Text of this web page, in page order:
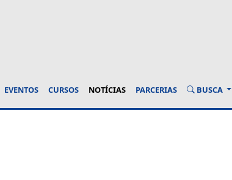
EVENTOS CURSOS NOTÍCIAS PARCERIAS BUSCA